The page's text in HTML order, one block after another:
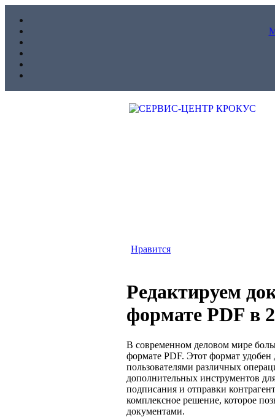
Нравится
Редактируем
формате PDF в
В современном деловом мире
формате PDF. Этот формат
пользователями различных
дополнительных инструментов
подписания и отправки
комплексное решение, которое
документами.